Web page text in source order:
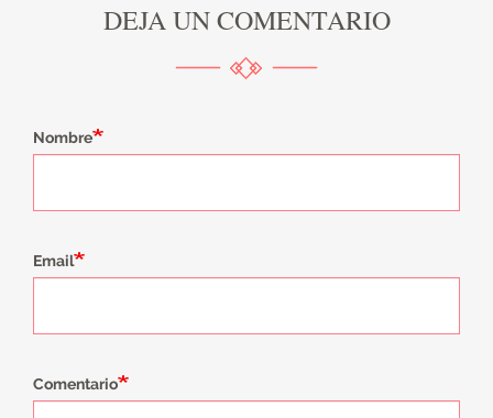
DEJA UN COMENTARIO
Nombre
Email
Comentario